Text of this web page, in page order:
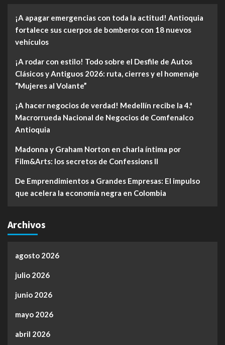
¡A apagar emergencias con toda la actitud! Antioquia
fortalece sus cuerpos de bomberos con 18 nuevos
vehículos
¡A rodar con estilo! Todo sobre el Desfile de Autos
Clásicos y Antiguos 2026: ruta, cierres y el homenaje
“Mujeres al Volante”
¡A hacer negocios de verdad! Medellín recibe la 4.ª
Macrorrueda Nacional de Negocios de Comfenalco
Antioquia
Madonna y Graham Norton en charla íntima por
Film&Arts: los secretos de Confessions II
De Emprendimientos a Grandes Empresas: El impulso
que acelera la economía negra en Colombia
Archivos
agosto 2026
julio 2026
junio 2026
mayo 2026
abril 2026